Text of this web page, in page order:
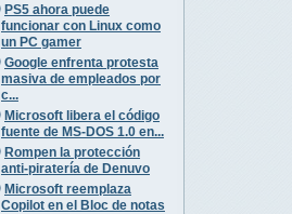
PS5 ahora puede
funcionar con Linux como
un PC gamer
Google enfrenta protesta
masiva de empleados por
c...
Microsoft libera el código
fuente de MS-DOS 1.0 en...
Rompen la protección
anti-piratería de Denuvo
Microsoft reemplaza
Copilot en el Bloc de notas